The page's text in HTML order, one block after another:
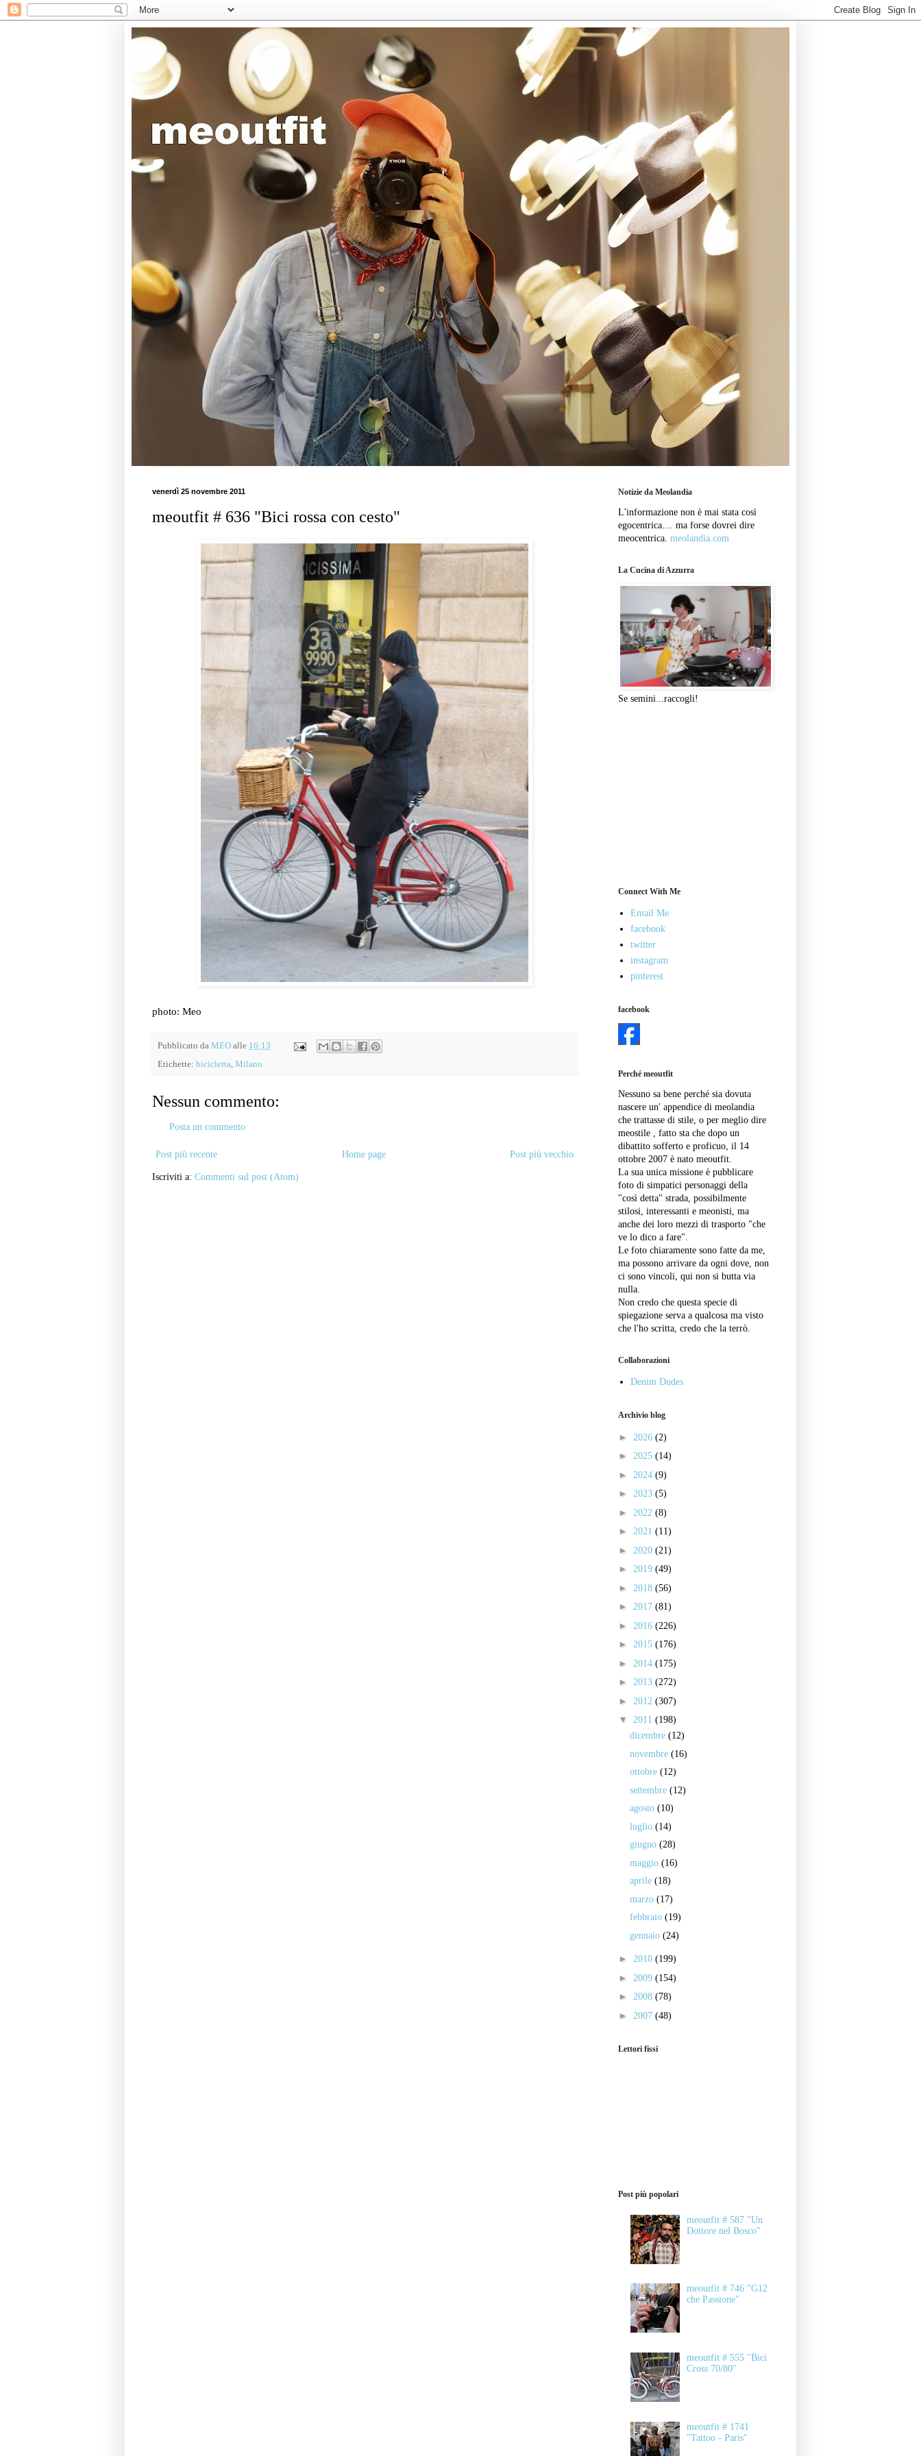
venerdì 25 novembre 2011
meoutfit # 636 "Bici rossa con cesto"
photo: Meo
Pubblicato da MEO alle 16:13
Etichette: bicicletta, Milano
Nessun commento:
Posta un commento
Post più recente Post più vecchio
Home page
Iscriviti a: Commenti sul post (Atom)
Notizie da Meolandia
L'informazione non è mai stata così
egocentrica.... ma forse dovrei dire
meocentrica. meolandia.com
La Cucina di Azzurra
Se semini...raccogli!
Connect With Me
Email Me
facebook
twitter
instagram
pinterest
facebook
Perché meoutfit
Nessuno sa bene perché sia dovuta
nascere un' appendice di meolandia
che trattasse di stile, o per meglio dire
meostile , fatto sta che dopo un
dibattito sofferto e proficuo, il 14
ottobre 2007 è nato meoutfit.
La sua unica missione è pubblicare
foto di simpatici personaggi della
"così detta" strada, possibilmente
stilosi, interessanti e meonisti, ma
anche dei loro mezzi di trasporto "che
ve lo dico a fare".
Le foto chiaramente sono fatte da me,
ma possono arrivare da ogni dove, non
ci sono vincoli, qui non si butta via
nulla.
Non credo che questa specie di
spiegazione serva a qualcosa ma visto
che l'ho scritta, credo che la terrò.
Collaborazioni
Denim Dudes
Archivio blog
► 2026 (2)
► 2025 (14)
► 2024 (9)
► 2023 (5)
► 2022 (8)
► 2021 (11)
► 2020 (21)
► 2019 (49)
► 2018 (56)
► 2017 (81)
► 2016 (226)
► 2015 (176)
► 2014 (175)
► 2013 (272)
► 2012 (307)
▼ 2011 (198)
dicembre (12)
novembre (16)
ottobre (12)
settembre (12)
agosto (10)
luglio (14)
giugno (28)
maggio (16)
aprile (18)
marzo (17)
febbraio (19)
gennaio (24)
► 2010 (199)
► 2009 (154)
► 2008 (78)
► 2007 (48)
Lettori fissi
Post più popolari
meoutfit # 587 "Un
Dottore nel Bosco"
meoutfit # 746 "G12
che Passione"
meoutfit # 555 "Bici
Cross 70/80"
meoutfit # 1741
"Tattoo - Paris"